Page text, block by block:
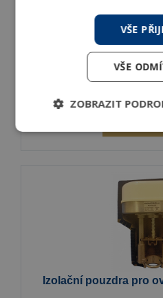
Rotační pohony pro 2-
cestné
Rotační pohony s
2-cestné, 3-
Izolační pouzdra pro
VŠE
VŠE
ZOBRAZIT